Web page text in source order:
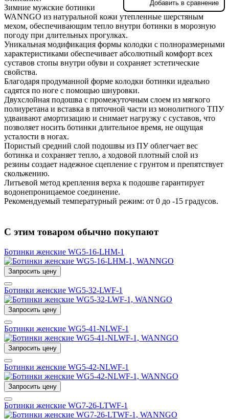
Добавить в сравнение
Зимние мужские ботинки
WANNGO из натуральной кожи утепленные шерстяным
мехом, обеспечивающим тепло внутри ботинки в морозную
погоду при длительных прогулках.
Уникальная модификация формы колодки с полноразмерными
характеристиками обеспечивает абсолютный комфорт всех
суставов стопы внутри обуви и сохраняет эстетические
свойства.
Благодаря продуманной форме колодки ботинки идеально
садятся по ноге с помощью шнуровки.
Двухслойная подошва с промежуточным слоем из мягкого
полиуретана и вставка в пяточной части из монолитного ТПУ
удваивают амортизацию и снимает нагрузку с суставов, что
позволяет носить ботинки длительное время, не ощущая
усталости в ногах.
Пористый средний слой подошвы из ПУ облегчает вес
ботинка и сохраняет тепло, а ходовой плотный слой из
резины создает надежное сцепление с грунтом и препятствует
скольжению.
Литьевой метод крепления верха к подошве гарантирует
водонепроницаемое соединение.
Рекомендуемый температурный режим: от 0 до -15 градусов.
С этим товаром обычно покупают
Ботинки женские WG5-16-LHM-1
Запросить цену
Ботинки женские WG5-32-LWF-1
Запросить цену
Ботинки женские WG5-41-NLWF-1
Запросить цену
Ботинки женские WG5-42-NLWF-1
Запросить цену
Ботинки женские WG7-26-LTWF-1